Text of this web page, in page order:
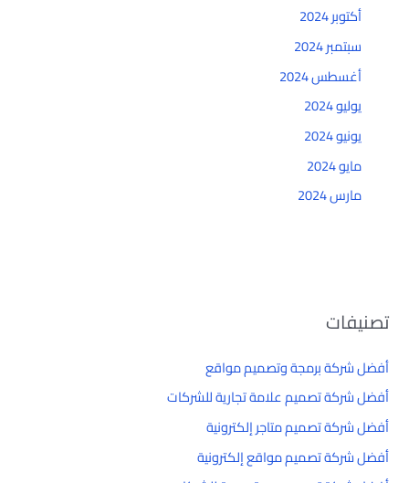
أكتوبر 2024
سبتمبر 2024
أغسطس 2024
يوليو 2024
يونيو 2024
مايو 2024
مارس 2024
تصنيفات
أفضل شركة برمجة وتصميم مواقع
أفضل شركة تصميم علامة تجارية للشركات
أفضل شركة تصميم متاجر إلكترونية
أفضل شركة تصميم مواقع إلكترونية